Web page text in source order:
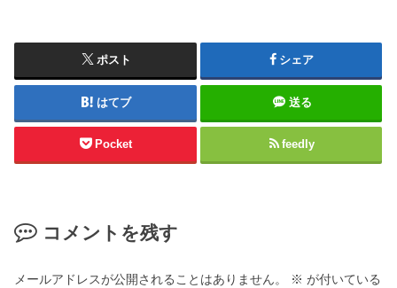
ポスト シェア
はてブ 送る
Pocket feedly
コメントを残す
メールアドレスが公開されることはありません。 ※ が付いている